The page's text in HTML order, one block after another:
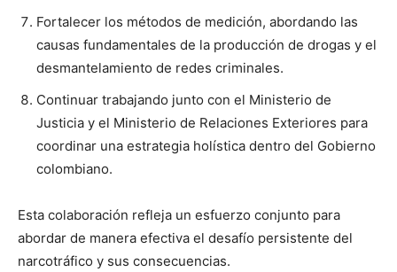
Fortalecer los métodos de medición, abordando las
causas fundamentales de la producción de drogas y el
desmantelamiento de redes criminales.
Continuar trabajando junto con el Ministerio de
Justicia y el Ministerio de Relaciones Exteriores para
coordinar una estrategia holística dentro del Gobierno
colombiano.
Esta colaboración refleja un esfuerzo conjunto para
abordar de manera efectiva el desafío persistente del
narcotráfico y sus consecuencias.